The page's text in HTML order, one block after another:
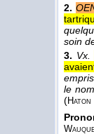
2.
soin
3. Vx.
le
(